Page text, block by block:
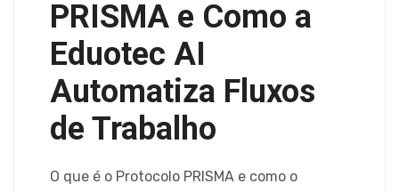
PRISMA e Como a
Eduotec AI
Automatiza Fluxos
de Trabalho
O que é o Protocolo PRISMA e como o